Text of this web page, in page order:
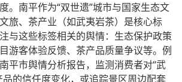
。南平作为“双世遗”城市与国家生态文
旅、茶产业（如武夷岩茶）是核心标
与这些标签相关的舆情：生态保护政策
游客体验反馈、茶产品质量争议等。例
平市舆情分析报告，监测消费者对“武
品的信任度变化，或追踪景区周边配套